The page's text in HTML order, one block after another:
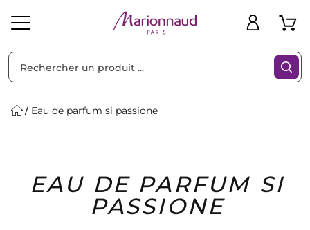
Solaire Homme Marques Idées
Cadeaux
Bons
Plans
Eau de parfum si passione
EAU DE PARFUM SI
PASSIONE
Filtres